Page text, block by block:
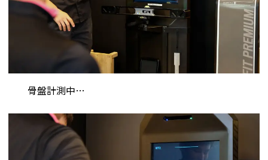
骨盤計測中…